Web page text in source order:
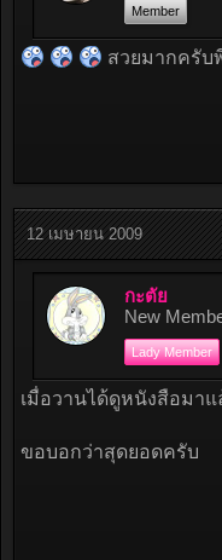
Member
สวยมากครั
12 เมษายน 2009
กะตั่ย
New
Lady Member
เมื่อวานได้ดูหนังสือมาแ
ขอบอกว่าสุดยอดครับ